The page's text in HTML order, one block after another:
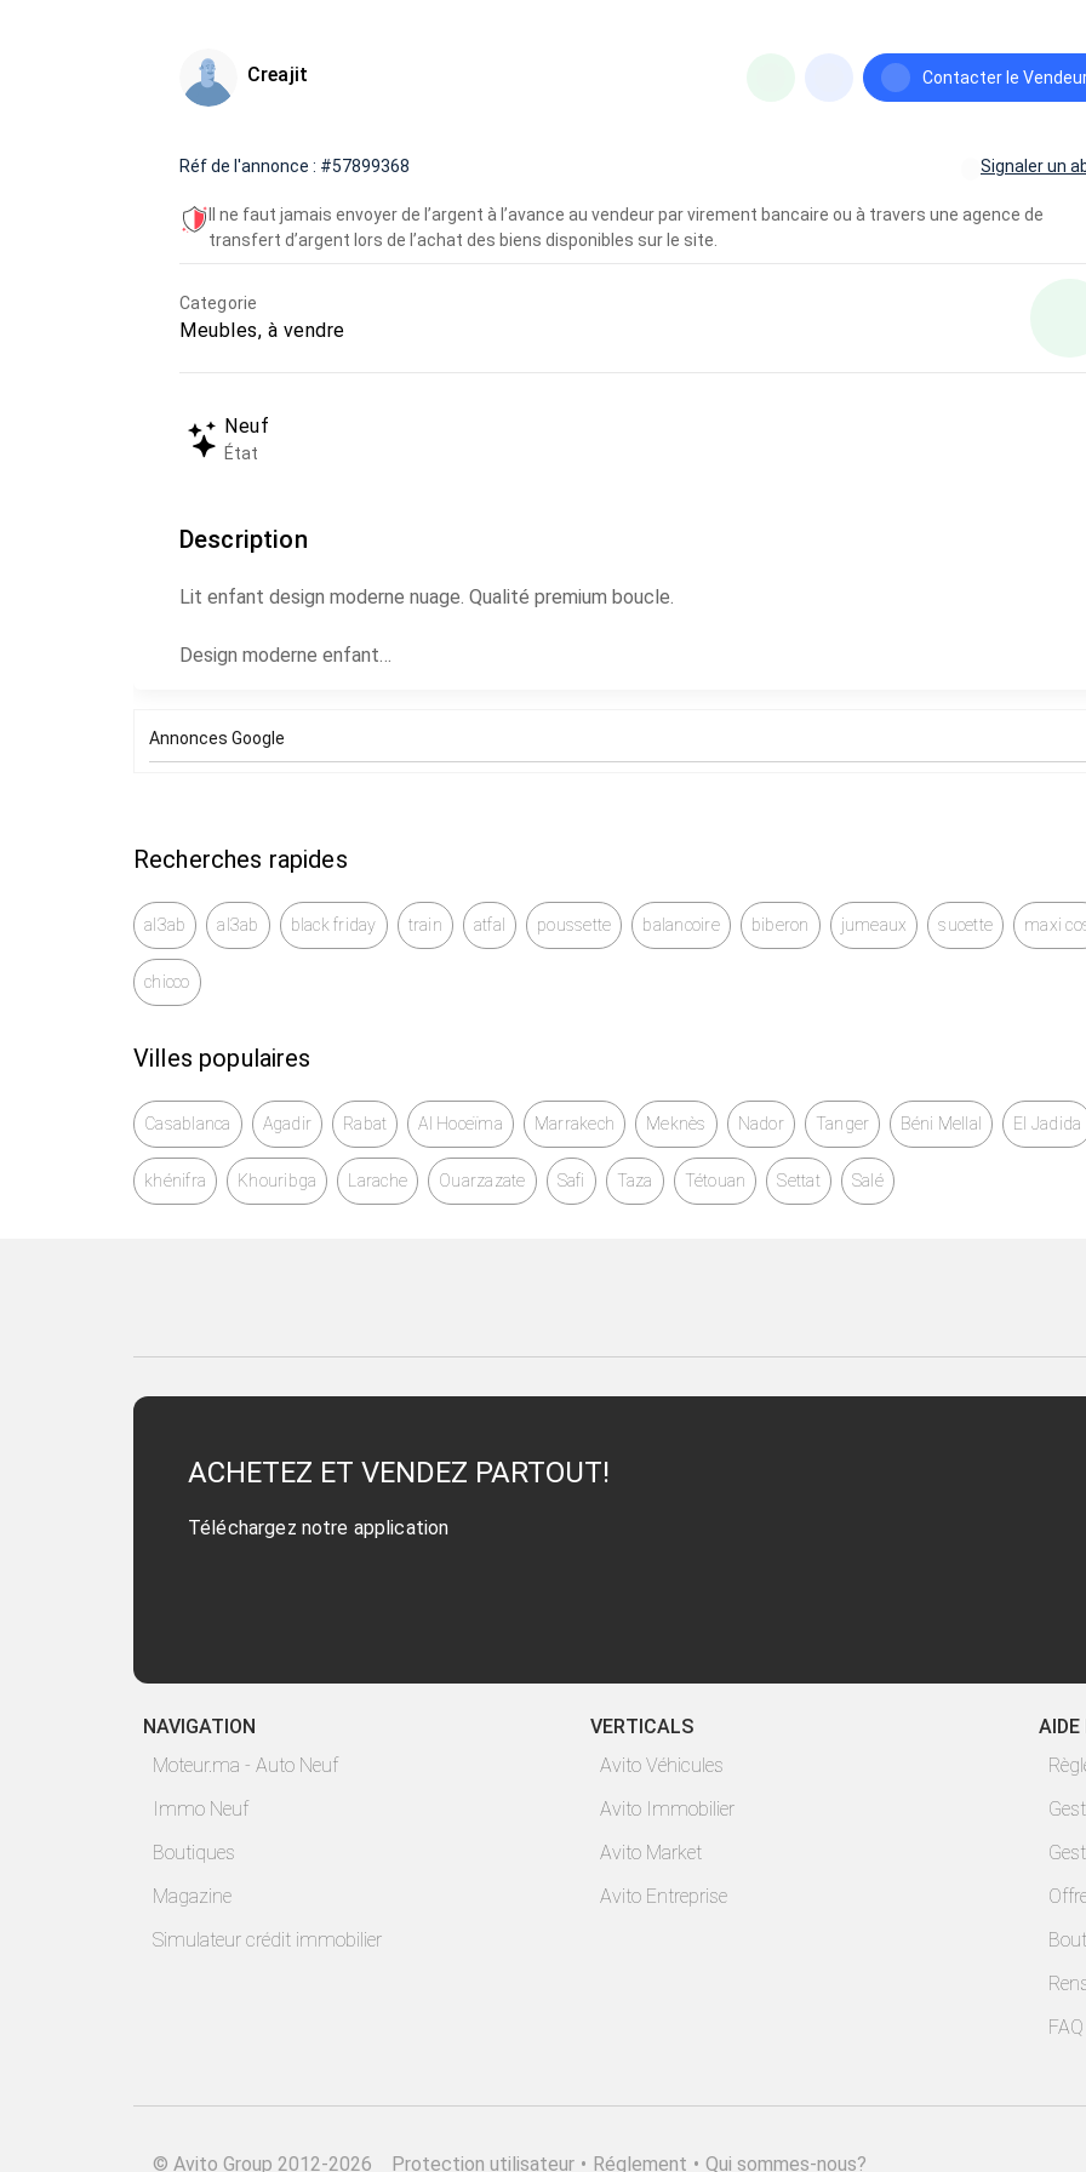
Creajit Contacter le
Réf de l'annonce : #57899368 Signaler un
Il ne faut jamais envoyer de l’argent à l’avance au vendeur par virement bancaire ou à travers une agence de
transfert d’argent lors de l’achat des biens disponibles sur le site.
Categorie
Meubles, à vendre
Neuf
État
Description
Lit enfant design moderne nuage. Qualité premium boucle.
Design moderne enfant
Contact Kenza
Annonces Google
Recherches rapides
al3ab al3ab black friday train atfal poussette balancoire biberon jumeaux sucette maxi
chicco
Villes populaires
Casablanca Agadir Rabat Al Hoceïma Marrakech Meknès Nador Tanger Béni Mellal El Jadida
khénifra Khouribga Larache Ouarzazate Safi Taza Tétouan Settat Salé
ACHETEZ ET VENDEZ PARTOUT!
Téléchargez notre application
NAVIGATION
Moteur.ma - Auto Neuf
Immo Neuf
Boutiques
Magazine
Simulateur crédit immobilier
VERTICALS
Avito Véhicules
Avito Immobilier
Avito Market
Avito Entreprise
AIDE
FAQ
© Avito Group 2012-2026 Protection utilisateur • Réglement • Qui sommes-nous?